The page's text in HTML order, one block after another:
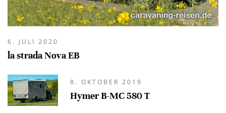
6. JULI 2020
la strada Nova EB
8. OKTOBER 2019
Hymer B-MC 580 T